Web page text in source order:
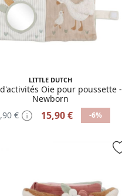
LITTLE DUTCH
Oie pour poussette -
Newborn
€
15,90 € -6%